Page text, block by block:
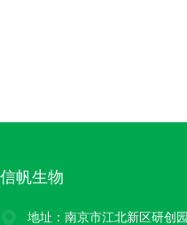
信帆生物
地址：南京市江北新区研创园